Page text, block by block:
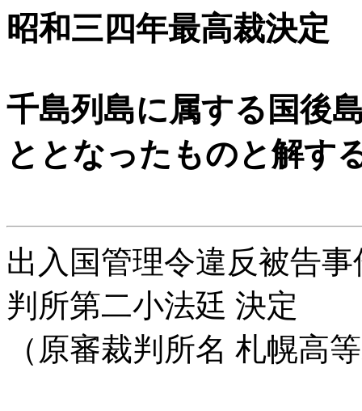
昭和三四年最高裁決定
千島列島に属する国後
ととなったものと解す
出入国管理令違反被告
判所第二小法廷 決定
（原審裁判所名 札幌高